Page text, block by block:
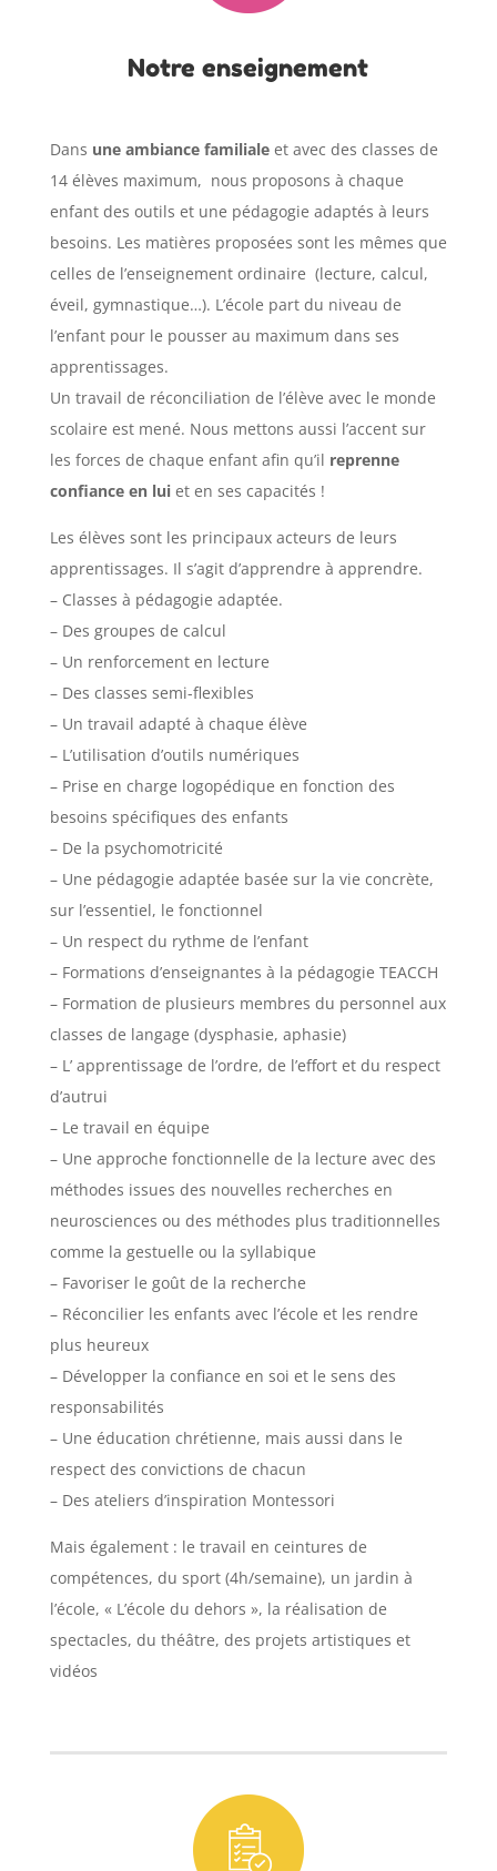
Notre enseignement
Dans une ambiance familialeet avec des classes de
14 élèves maximum, nous proposons à chaque
enfant des outils et une pédagogie adaptés à leurs
besoins. Les matières proposées sont les mêmes que
celles de l’enseignement ordinaire (lecture, calcul,
éveil, gymnastique…). L’école part du niveau de
l’enfant pour le pousser au maximum dans ses
apprentissages.
Un travail de réconciliation de l’élève avec le monde
scolaire est mené. Nous mettons aussi l’accent sur
les forces de chaque enfant afin qu’il reprenne
confiance en luiet en ses capacités !
Les élèves sont les principaux acteurs de leurs
apprentissages. Il s’agit d’apprendre à apprendre.
– Classes à pédagogie adaptée.
– Des groupes de calcul
– Un renforcement en lecture
– Des classes semi-flexibles
– Un travail adapté à chaque élève
– L’utilisation d’outils numériques
– Prise en charge logopédique en fonction des
besoins spécifiques des enfants
– De la psychomotricité
– Une pédagogie adaptée basée sur la vie concrète,
sur l’essentiel, le fonctionnel
– Un respect du rythme de l’enfant
– Formations d’enseignantes à la pédagogie TEACCH
– Formation de plusieurs membres du personnel aux
classes de langage (dysphasie, aphasie)
– L’ apprentissage de l’ordre, de l’effort et du respect
d’autrui
– Le travail en équipe
– Une approche fonctionnelle de la lecture avec des
méthodes issues des nouvelles recherches en
neurosciences ou des méthodes plus traditionnelles
comme la gestuelle ou la syllabique
– Favoriser le goût de la recherche
– Réconcilier les enfants avec l’école et les rendre
plus heureux
– Développer la confiance en soi et le sens des
responsabilités
– Une éducation chrétienne, mais aussi dans le
respect des convictions de chacun
– Des ateliers d’inspiration Montessori
Mais également : le travail en ceintures de
compétences, du sport (4h/semaine), un jardin à
l’école, « L’école du dehors », la réalisation de
spectacles, du théâtre, des projets artistiques et
vidéos